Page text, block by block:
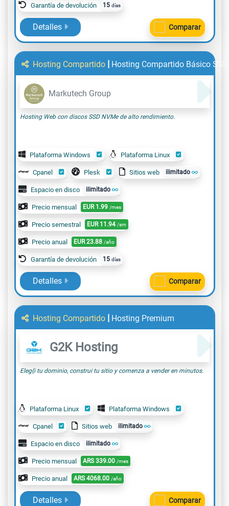
Garantía de devolución 15 días
Detalles Comparar
Hosting Compartido | Hosting Compartido Básico
Markutech Group
Hosting Web con discos SSD NVMe de alto rendimiento.
Plataforma Windows Plataforma Linux
Cpanel Plesk Sitios web ilimitado
Espacio en disco ilimitado
Precio mensual EUR 1.99 /mes
Precio semestral EUR 11.94 /sm
Precio anual EUR 23.88 /año
Garantía de devolución 15 días
Detalles Comparar
Hosting Compartido | Hosting Premium
G2K Hosting
Eleg{i tu dominio, construi tu sitio y comenza a vender en minutos.
Plataforma Linux Plataforma Windows
Cpanel Sitios web ilimitado
Espacio en disco ilimitado
Precio mensual ARS 339.00 /mes
Precio anual ARS 4068.00 /año
Detalles Comparar